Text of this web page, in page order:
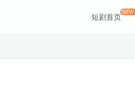
短剧首页NEW